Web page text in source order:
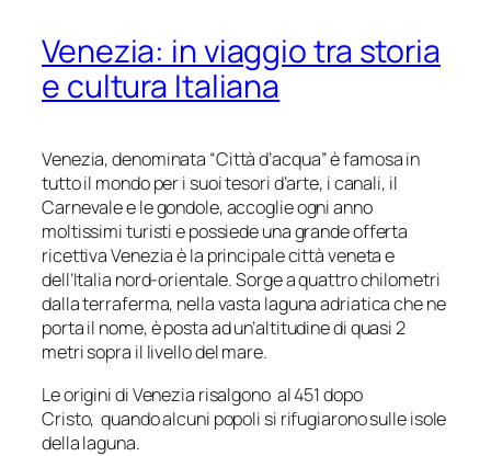
Venezia: in viaggio tra storia
e cultura Italiana
Venezia, denominata “Città d’acqua” è famosa in
tutto il mondo per i suoi tesori d’arte, i canali, il
Carnevale e le gondole, accoglie ogni anno
moltissimi turisti e possiede una grande offerta
ricettiva Venezia è la principale città veneta e
dell’Italia nord-orientale. Sorge a quattro chilometri
dalla terraferma, nella vasta laguna adriatica che ne
porta il nome, è posta ad un’altitudine di quasi 2
metri sopra il livello del mare.
Le origini di Venezia risalgono al 451 dopo
Cristo, quando alcuni popoli si rifugiarono sulle isole
della laguna.